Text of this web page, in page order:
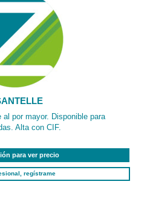
por mayor. Disponible para
Alta con CIF.
para ver precio
regístrame